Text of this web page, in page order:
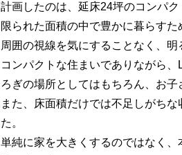
計画したのは、延床24坪のコンパク
限られた面積の中で豊かに暮らすた
周囲の視線を気にすることなく、
コンパクトな住まいでありながら
ろぎの場所としてはもちろん、お子
また、床面積だけでは不足しがち
た。
単純に家を大きくするのではなく